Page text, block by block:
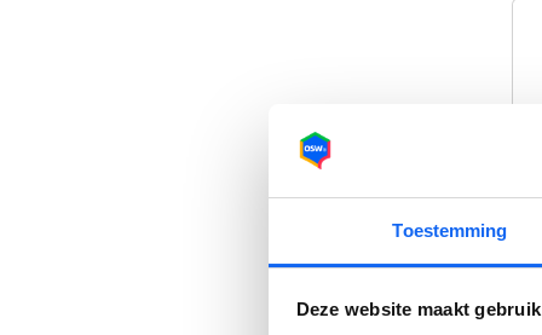
Toestemming
Deze website maakt